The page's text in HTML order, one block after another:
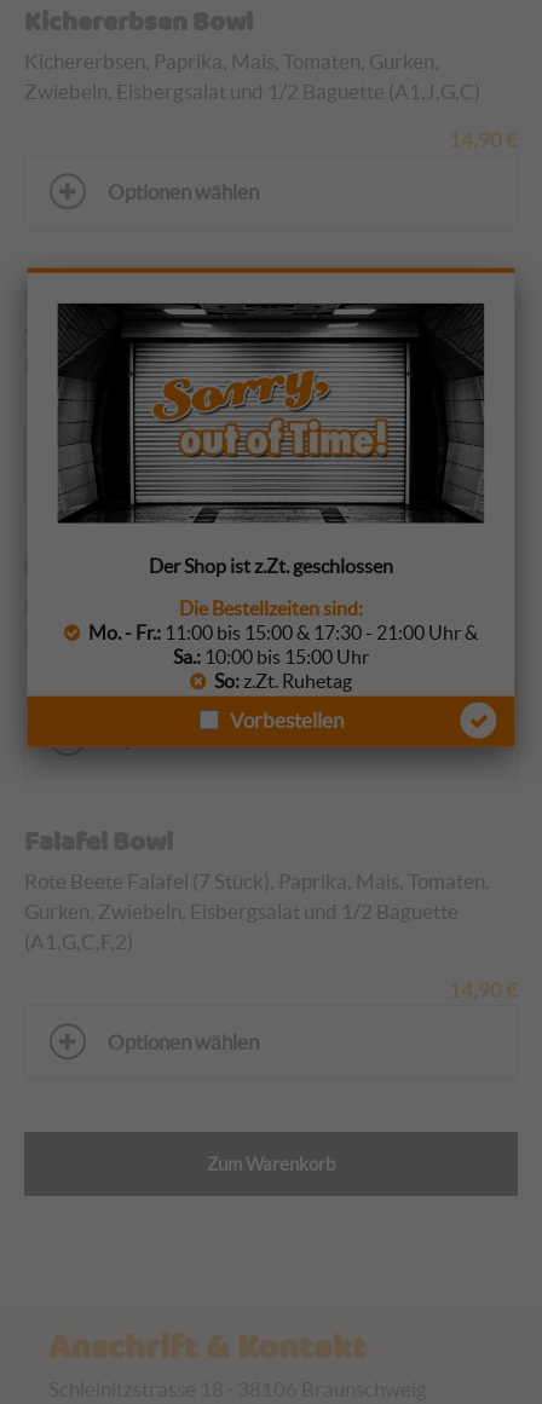
Kichererbsen Bowl
Kichererbsen, Paprika, Mais, Tomaten, Gurken,
Zwiebeln, Eisbergsalat und 1/2 Baguette (A1,J,G,C)
14,90 €
Optionen wählen
Bauernsalat
Schafskäse, Oliven, Tomaten, Gurken, Zwiebeln,
Peperoni und Eisbergsalat (A1, J, G, C)
14,50 €
Optionen wählen
Hähnchenbrust Salat
Hähnchenbrust, Mais, Tomaten, Gurken, Zwiebeln,
Peperoni und Eisbergsalat (A1, J, G, C)
€
Optionen wählen
Falafel Bowl
Rote Beete Falafel (7 Stück), Paprika, Mais, Tomaten,
Gurken, Zwiebeln, Eisbergsalat und 1/2 Baguette
(A1,G,C,F,2)
14,90 €
Optionen wählen
Zum Warenkorb
Anschrift & Kontakt
Vorbestellen
Der Shop ist z.Zt. geschlossen
Die Bestellzeiten sind:
Mo. - Fr.: 11:00 bis 15:00 & 17:30 - 21:00 Uhr &
Sa.: 10:00 bis 15:00 Uhr
So: z.Zt. Ruhetag